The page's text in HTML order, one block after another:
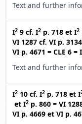
Text and further
I2 9 cf. I2 p. 718 et I2
VI 1287 cf. VI p. 3134
VI p. 4671 = CLE 6 =
Text and further
I2 10 cf. I2 p. 718 et I
et I2 p. 860 = VI
VI p. 4669 et VI p.